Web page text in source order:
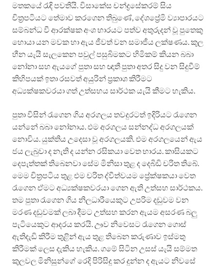
මතකයේ රැඳි පවතියි. විසාකේස චන්ද්‍රසේකරම් සිය
චිත්‍රපටියට තේමාව කරගෙන තිබුණේ, දේශප්‍රේමි ව්‍යාපාරයට
සම්බන්ධ වී ආරක්ෂක අංශ භාරයට පත්ව අතුරුදන් වූ පුතෙකු
හොයා යන මවක හා ඇය ජීවත් වන සමාජීය ලක්ෂණය. කුල
හීන යැයි සැලකෙන පවුල් පසුබිමකට හිමිකම් කියන බබා
නෝනා සහ ඇයගේ පුතා සහ ඥාතී පුතා අතර සිදු වන සිදුවීම්
කිහිපයක් ඉතා රසවත් අයුරින් ප්‍රකාශ කිරීමට
අධ්‍යක්ෂකවරයා ගත් උත්සහය සාර්ථක යැයි කීමට හැකිය.
පුතා විසින් රැගෙන ගිය අරගලය තවදුරටත් ඉදිරියට රැගෙන
යන්නේ බබා නෝනාය. එම අරගලය සන්නද්ධ අරගලයක්
නොවිය. යුක්තිය උදෙසා වූ අරගලයකි. එම අරගලයෙන් ඇය
ජය ලැබුවා ද නැති ද යන්න රසිකයා වෙත භාරය. කාසියකට
දෙපැත්තක් තිබෙනවා සේම මිනිසා තුළ ද දෙබිඩි චරිත තිබේ.
මෙම චිත්‍රපටිය තුළ එම චරිත ද්වීත්වයම ප්‍රේක්ෂකයා වෙත
රැගෙන ඒමට අධ්‍යක්ෂකවරයා ගෙන ඇති උත්සහ සාර්ථකය.
තම පුතා රැගෙන ගිය නිලධාරීයෙකුට උපරිම දඩුවම වන
මරණ දඩුවමක් ලබා දීමට උත්සහ කරන ඇයම අසරණ බලු
පැටියෙකුට ආදරය කරයි. ඌව නිවෙසට රැගෙන ගොස්
ඇතිදැඩි කිරීම තුළින් ඇය තුළ තිබෙන කරුණාව ඉස්මතු
කිරීමක් ලෙස දැකිය හැකිය. ගමේ සිටින උසස් යැයි සම්මත
කුලවල මිනිසුන්ගේ රෙදි පිරිසිදු කර දුන්න ද ඇයට නිවසේ